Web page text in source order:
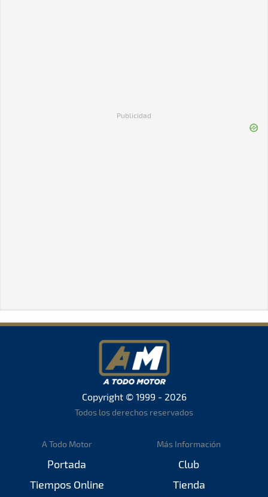
Publicidad
Copyright © 1999 - 2026
Todos los derechos reservados
A Todo Motor
Portada
Tiempos Online
Más Información
Club
Tienda